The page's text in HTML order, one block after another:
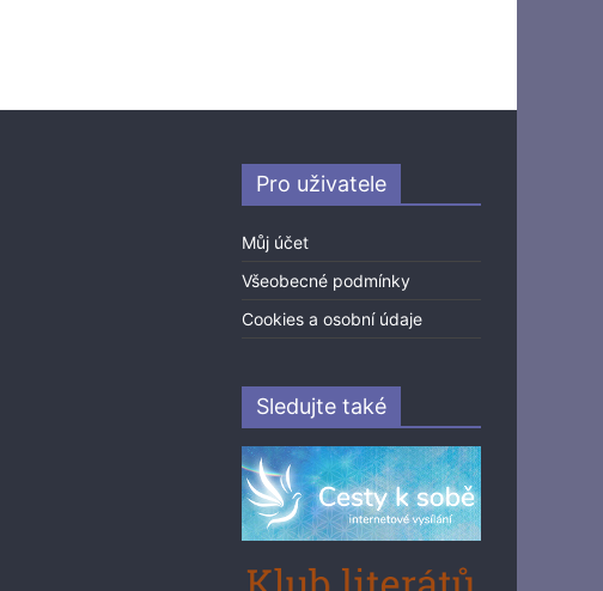
Pro uživatele
Můj účet
Všeobecné podmínky
Cookies a osobní údaje
Sledujte také